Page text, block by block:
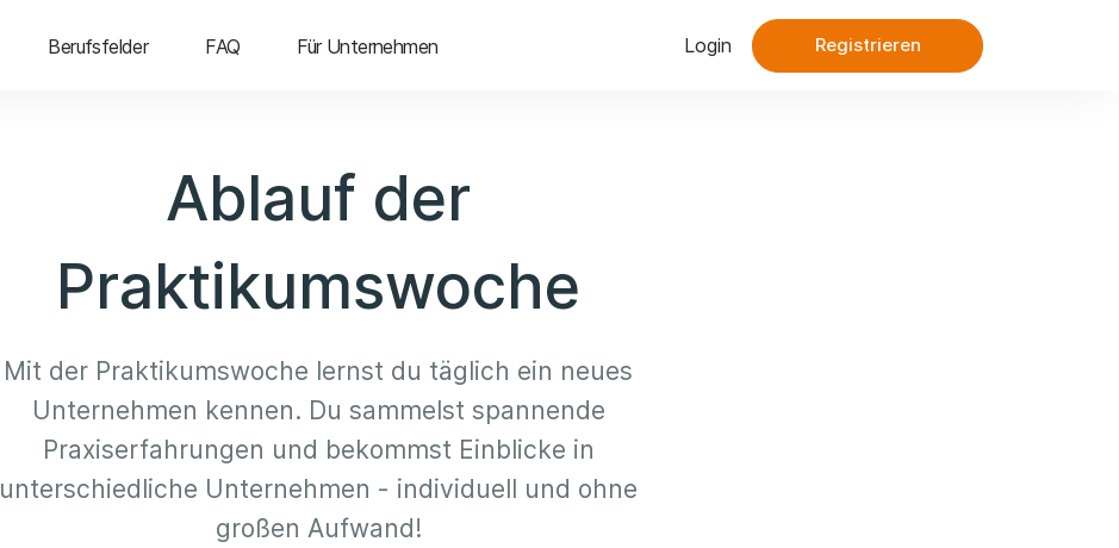
Berufsfelder FAQ Für Unternehmen Login Registrieren
Ablauf der
Praktikumswoche
Mit der Praktikumswoche lernst du täglich ein neues
Unternehmen kennen. Du sammelst spannende
Praxiserfahrungen und bekommst Einblicke in
unterschiedliche Unternehmen - individuell und ohne
großen Aufwand!